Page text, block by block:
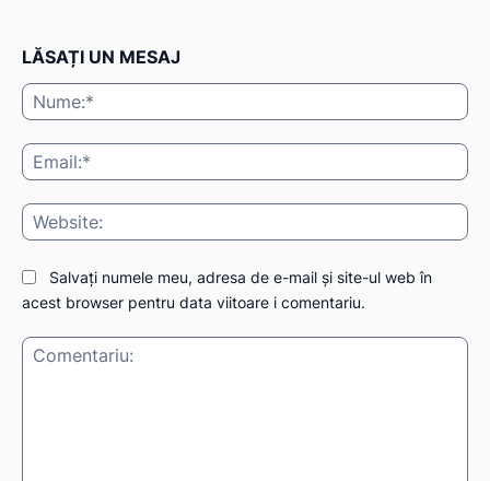
LĂSAȚI UN MESAJ
Salvați numele meu, adresa de e-mail și site-ul web în
acest browser pentru data viitoare i comentariu.